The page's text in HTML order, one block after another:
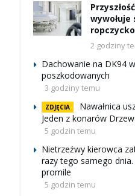
wywołuje
2 godziny
Dachowanie na DK94
poszkodowanych
3 godziny temu
ZDJĘCIA
Nawałnica
Jeden z konarów
5 godzin temu
Nietrzeźwy kierowca
razy tego samego
promile
5 godzin temu